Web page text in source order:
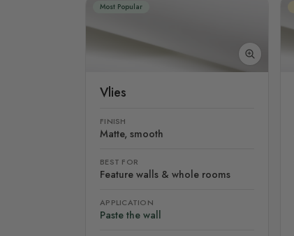
Most Popular
Vlies
FINISH
Matte, smooth
BEST FOR
Feature walls & whole rooms
APPLICATION
Paste the wall